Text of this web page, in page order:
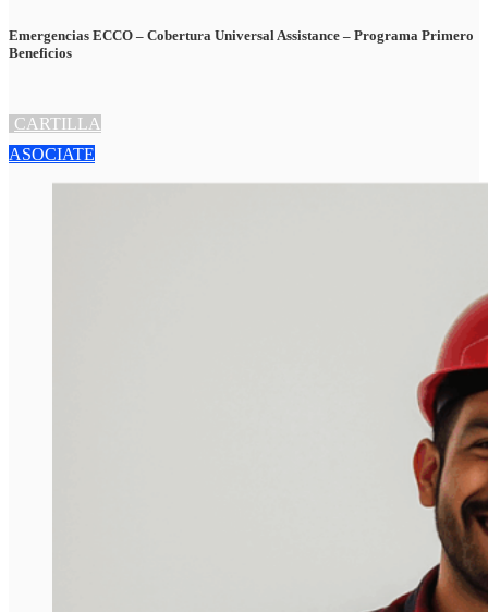
Emergencias ECCO – Cobertura Universal Assistance – Programa Primero
Beneficios
CARTILLA
ASOCIATE